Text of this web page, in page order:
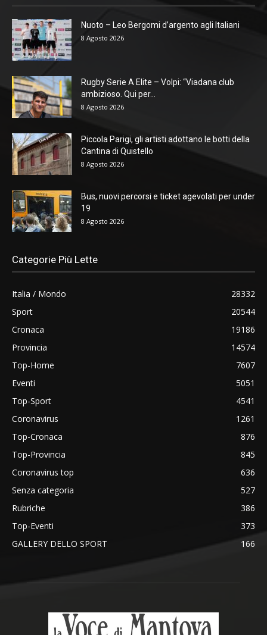
Nuoto – Leo Bergomi d’argento agli Italiani
8 Agosto 2026
Rugby Serie A Elite – Volpi: “Viadana club
ambizioso. Qui per...
8 Agosto 2026
Piccola Parigi, gli artisti adottano le botti della
Cantina di Quistello
8 Agosto 2026
Bus, nuovi percorsi e ticket agevolati per under
19
8 Agosto 2026
Categorie Più Lette
Italia / Mondo
28332
Sport
20544
Cronaca
19186
Provincia
14574
Top-Home
7607
Eventi
5051
Top-Sport
4541
Coronavirus
1261
Top-Cronaca
876
Top-Provincia
845
Coronavirus top
636
Senza categoria
527
Rubriche
386
Top-Eventi
373
GALLERY DELLO SPORT
166